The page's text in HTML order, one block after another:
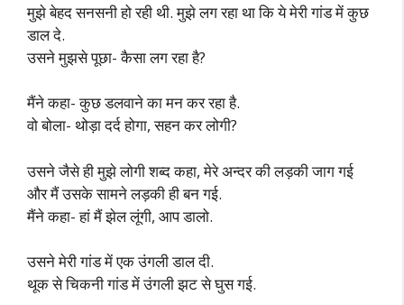
मुझे बेहद सनसनी हो रही थी. मुझे लग रहा था कि ये मेरी गांड में कुछ
डाल दे.
उसने मुझसे पूछा- कैसा लग रहा है?
मैंने कहा- कुछ डलवाने का मन कर रहा है.
वो बोला- थोड़ा दर्द होगा, सहन कर लोगी?
उसने जैसे ही मुझे लोगी शब्द कहा, मेरे अन्दर की लड़की जाग गई
और मैं उसके सामने लड़की ही बन गई.
मैंने कहा- हां मैं झेल लूंगी, आप डालो.
उसने मेरी गांड में एक उंगली डाल दी.
थूक से चिकनी गांड में उंगली झट से घुस गई.